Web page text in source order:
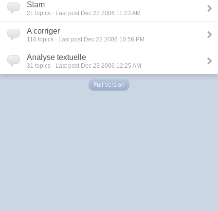
Slam
21 topics · Last post Dec 22 2006 11:23 AM
A corriger
116 topics · Last post Dec 22 2006 10:56 PM
Analyse textuelle
31 topics · Last post Dec 23 2006 12:25 AM
Full Version